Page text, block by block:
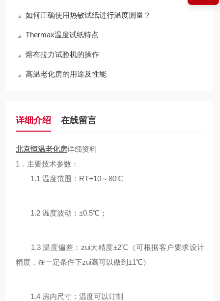
如何正确使用热敏试纸进行温度测量？
Thermax温度试纸特点
熔布拉力试验机的操作
高温老化房的用途及性能
详细介绍 在线留言
北京恒温老化房详细资料
1．主要技术参数：
1.1 温度范围：RT+10～80℃
1.2 温度波动：±0.5℃；
1.3 温度偏差：zui大精度±2℃（可根据客户要求设计
精度，在一定条件下zui高可以做到±1℃）
1.4 房内尺寸：温度可以订制